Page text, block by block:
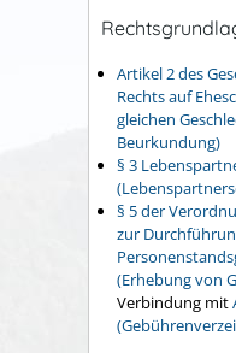
Artikel 2 des
Rechts auf
gleichen
Beurkundung)
§ 3
§ 5 der
zur
(Erhebung von
Verbindung mit